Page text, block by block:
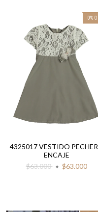
0%
4325017 VESTIDO
ENCAJE
$63.000
$63.000